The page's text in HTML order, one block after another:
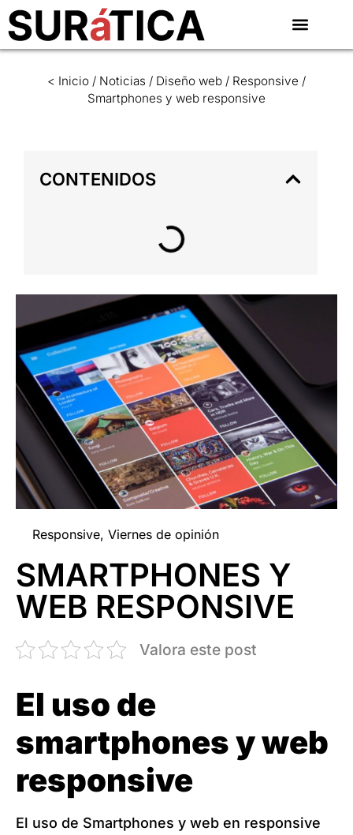
< Inicio / Noticias / Diseño web / Responsive /
Smartphones y web responsive
CONTENIDOS
Responsive, Viernes de opinión
SMARTPHONES Y
WEB RESPONSIVE
Valora este post
El uso de
smartphones y web
responsive
El uso de Smartphones y web en responsive